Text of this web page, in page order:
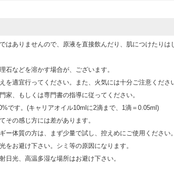
はありませんので、原液を直接飲んだり、肌につけたり
石などを溶かす場合が、ございます。
を適宜行ってください。また、火気には十分ご注意くださ
家、もしくは専門書の指導に従ってください。
です。(キャリアオイル10mlに2滴まで、1滴＝0.05ml)
その感じ方には差があります。
ー体質の方は、まず少量で試し、控えめにご使用ください
をお避け下さい。シミ等の原因になります。
日光、高温多湿な場所はお避け下さい。